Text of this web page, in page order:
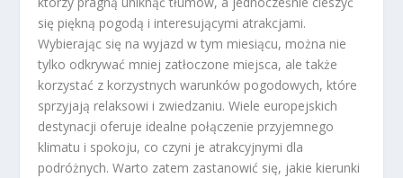
się piękną pogodą i interesującymi atrakcjami.
Wybierając się na wyjazd w tym miesiącu, można nie
tylko odkrywać mniej zatłoczone miejsca, ale także
korzystać z korzystnych warunków pogodowych, które
sprzyjają relaksowi i zwiedzaniu. Wiele europejskich
destynacji oferuje idealne połączenie przyjemnego
klimatu i spokoju, co czyni je atrakcyjnymi dla
podróżnych. Warto zatem zastanowić się, jakie kierunki